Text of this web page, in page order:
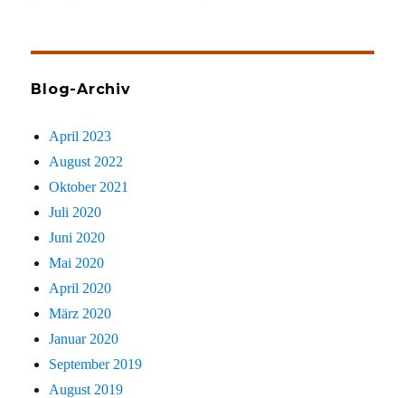
Blog-Archiv
April 2023
August 2022
Oktober 2021
Juli 2020
Juni 2020
Mai 2020
April 2020
März 2020
Januar 2020
September 2019
August 2019